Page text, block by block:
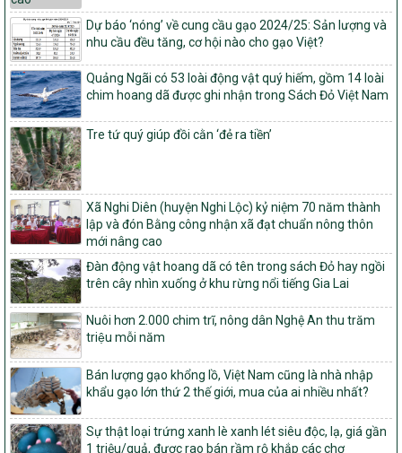
Quy định nguyên tắc, tiêu chí, định mức phân bổ ngân sách trung
ương và tỉ lệ vốn đối ứng ngân sách của địa phương thực hiện
Chương trình mục tiêu quốc gia xây dựng nông thôn mới, giảm
nghèo bền vững và phát triển kinh tế – xã hội vùng đồng bào dân
tộc thiểu số và miền núi giai đoạn 2026 – 2030
1451/QĐ-UBND
Phê duyệt danh sách các xã thuộc nhóm 1, nhóm 2, nhóm 3
trong xây dựng nông thôn mới giai đoạn 2026-2030 trên địa bàn
tỉnh Nghệ An
103/PTNT-NTM
Về việc đăng ký thực hiện Dự án liên kết theo chuỗi giá trị thuộc
Dự án 2 – Chương trình Mục tiêu quốc gia Giảm nghèo bền vững
giai đoạn 2021-2025 được kéo dài sang năm 2026
827/QĐ-BNNMT
Quyết định Ban hành Kế hoạch triển khai thực hiện Chương trình
mục tiêu quốc gia xây dựng nông thôn mới, giảm nghèo bền
vững và phát triển kinh tế – xã hội vùng đồng bào dân tộc thiểu
số và miền núi giai đoạn 2026-2035, giai đoạn I: Từ năm 2026
đến năm 2030
14/2026/TT-BNNMT
Hướng dẫn thực hiện một số nội dung tiêu chí, điều kiện thuộc Bộ
tiêu chí quốc gia về nông thôn mới giai đoạn 2026 – 2030 thuộc
phạm vi quản lý nhà nước của Bộ Nông nghiệp và Môi trường
Dự báo ‘nóng’ về cung cầu gạo 2024/25: Sản lượng và
nhu cầu đều tăng, cơ hội nào cho gạo Việt?
Quảng Ngãi có 53 loài động vật quý hiếm, gồm 14 loài
chim hoang dã được ghi nhận trong Sách Đỏ Việt Nam
Tre tứ quý giúp đồi cằn ‘đẻ ra tiền’
Xã Nghi Diên (huyện Nghi Lộc) kỷ niệm 70 năm thành
lập và đón Bằng công nhận xã đạt chuẩn nông thôn
mới nâng cao
Đàn động vật hoang dã có tên trong sách Đỏ hay ngồi
trên cây nhìn xuống ở khu rừng nổi tiếng Gia Lai
Nuôi hơn 2.000 chim trĩ, nông dân Nghệ An thu trăm
triệu mỗi năm
Bán lượng gạo khổng lồ, Việt Nam cũng là nhà nhập
khẩu gạo lớn thứ 2 thế giới, mua của ai nhiều nhất?
Sự thật loại trứng xanh lè xanh lét siêu độc, lạ, giá gần
1 triệu/quả, được rao bán rầm rộ khắp các chợ